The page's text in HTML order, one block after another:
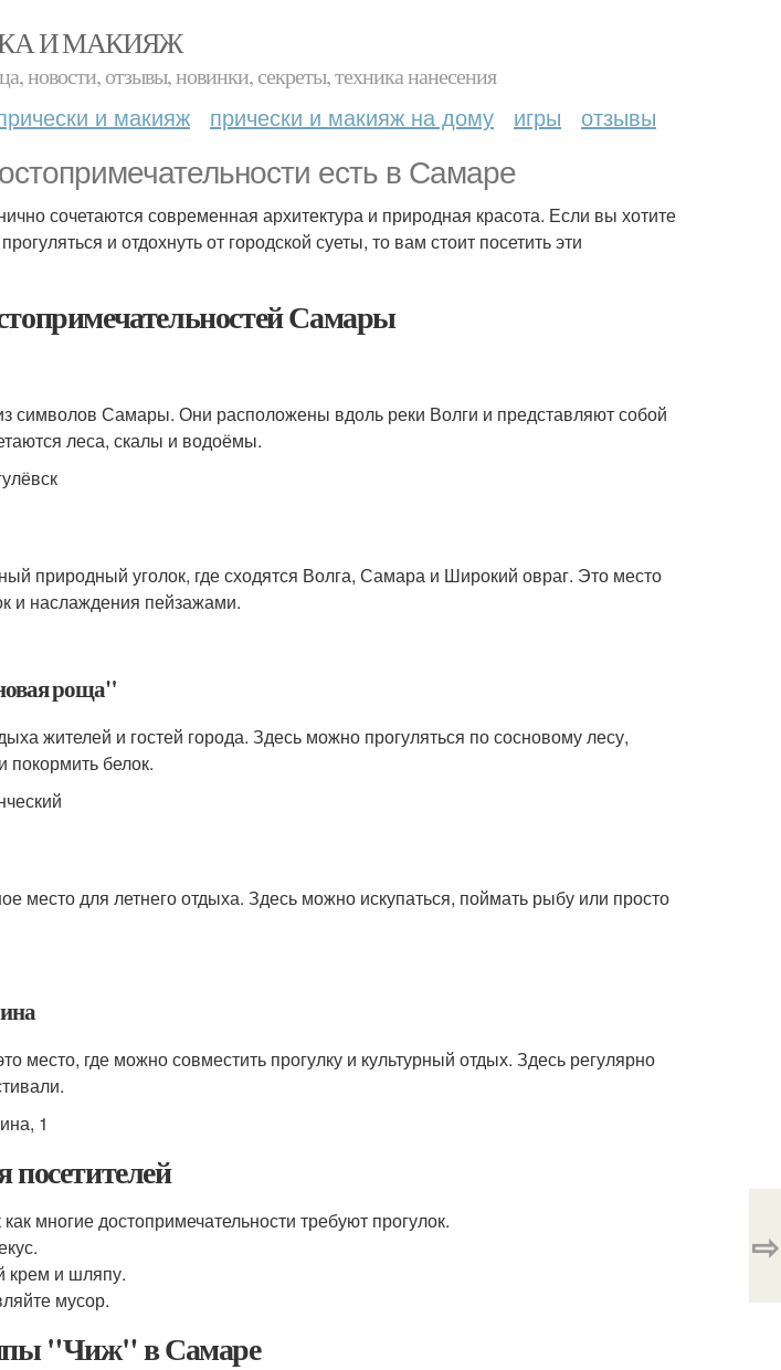
И МАКИЯЖ
новости, отзывы, новинки, секреты, техника нанесения
и макияж прически и макияж на дому игры отзывы
есть в Самаре
сочетаются современная архитектура и природная красота. Если вы хотите
и отдохнуть от городской суеты, то вам стоит посетить эти
Самары
символов Самары. Они расположены вдоль реки Волги и представляют собой
леса, скалы и водоёмы.
природный уголок, где сходятся Волга, Самара и Широкий овраг. Это место
и наслаждения пейзажами.
роща"
жителей и гостей города. Здесь можно прогуляться по сосновому лесу,
покормить белок.
место для летнего отдыха. Здесь можно искупаться, поймать рыбу или просто
место, где можно совместить прогулку и культурный отдых. Здесь регулярно
1
многие достопримечательности требуют прогулок.
крем и шляпу.
мусор.
"Чиж" в Самаре
⇨